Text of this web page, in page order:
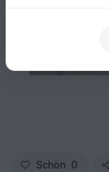
Schön 0